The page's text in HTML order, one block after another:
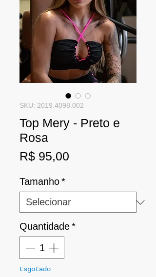
SKU: 2019.4098.002
Top Mery - Preto e
Rosa
R$ 95,00
Tamanho*
Quantidade*
Esgotado